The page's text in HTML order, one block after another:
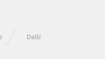
Další